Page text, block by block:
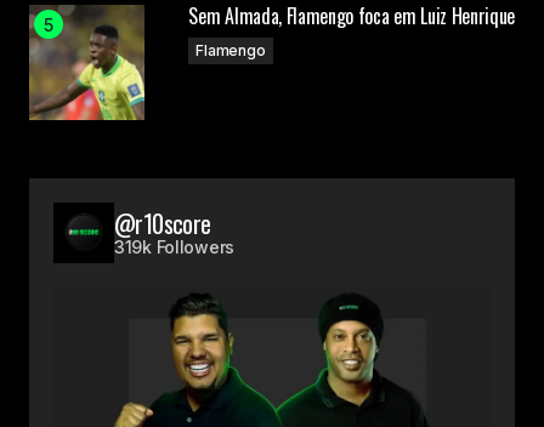
Sem Almada, Flamengo foca em Luiz Henrique
Flamengo
@r10score
319k Followers